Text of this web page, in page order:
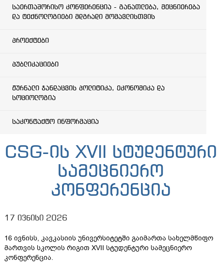
საერთაშორისო კონფერენცია - განათლება, მეცნიერება
და ტექნოლოგიები მდგრადი მომავლისთვის
პროექტები
პუბლიკაციები
ჟურნალი ჯანდაცვის პოლიტიკა, ეკონომიკა და
სოციოლოგია
საკონტაქტო ინფორმაცია
CSG-ის XVII სტუდენტური
სამეცნიერო
კონფერენცია
17 ივნისი 2026
16 ივნისს, კავკასიის უნივერსიტეტში გაიმართა სახელმწიფო
მართვის სკოლის რიგით XVII სტუდენტური სამეცნიერო
კონფერენცია.